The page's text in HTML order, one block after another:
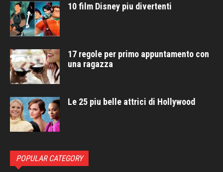
10 film Disney piu divertenti
17 regole per primo appuntamento con
una ragazza
Le 25 piu belle attrici di Hollywood
POPULAR CATEGORY